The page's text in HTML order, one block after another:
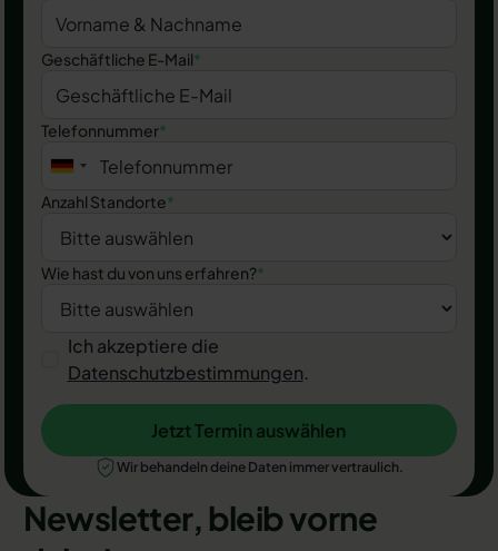
Geschäftliche E-Mail*
Telefonnummer*
Anzahl Standorte*
Wie hast du von uns erfahren?*
Ich akzeptiere die
Datenschutzbestimmungen.
Jetzt Termin auswählen
Jetzt Termin auswählen
Wir behandeln deine Daten immer vertraulich.
Newsletter, bleib vorne